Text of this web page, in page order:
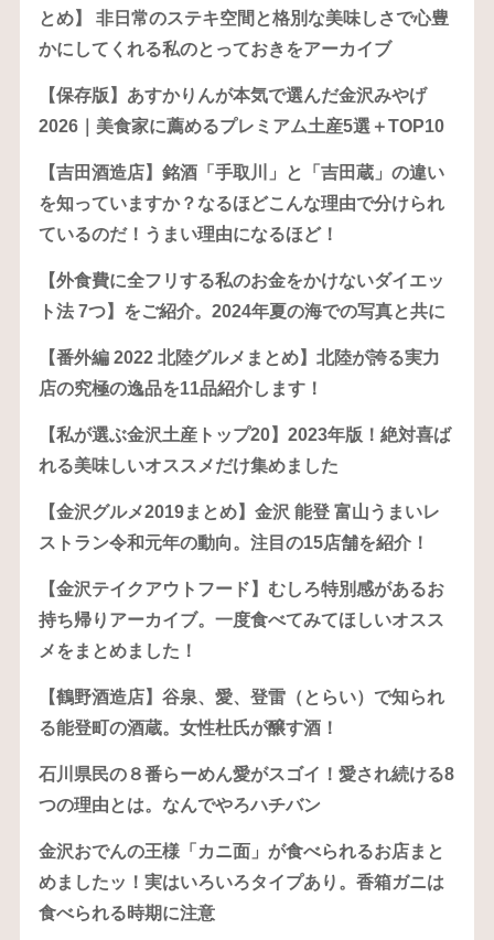
とめ】 非日常のステキ空間と格別な美味しさで心豊
かにしてくれる私のとっておきをアーカイブ
【保存版】あすかりんが本気で選んだ金沢みやげ
2026｜美食家に薦めるプレミアム土産5選＋TOP10
【吉田酒造店】銘酒「手取川」と「吉田蔵」の違い
を知っていますか？なるほどこんな理由で分けられ
ているのだ！うまい理由になるほど！
【外食費に全フリする私のお金をかけないダイエッ
ト法 7つ】をご紹介。2024年夏の海での写真と共に
【番外編 2022 北陸グルメまとめ】北陸が誇る実力
店の究極の逸品を11品紹介します！
【私が選ぶ金沢土産トップ20】2023年版！絶対喜ば
れる美味しいオススメだけ集めました
【金沢グルメ2019まとめ】金沢 能登 富山うまいレ
ストラン令和元年の動向。注目の15店舗を紹介！
【金沢テイクアウトフード】むしろ特別感があるお
持ち帰りアーカイブ。一度食べてみてほしいオスス
メをまとめました！
【鶴野酒造店】谷泉、愛、登雷（とらい）で知られ
る能登町の酒蔵。女性杜氏が醸す酒！
石川県民の８番らーめん愛がスゴイ！愛され続ける8
つの理由とは。なんでやろハチバン
金沢おでんの王様「カニ面」が食べられるお店まと
めましたッ！実はいろいろタイプあり。香箱ガニは
食べられる時期に注意